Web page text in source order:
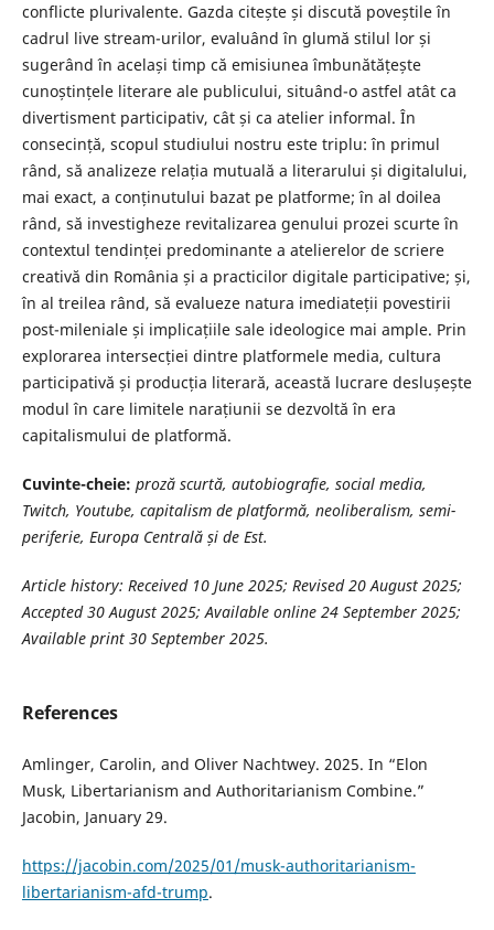
conflicte plurivalente. Gazda citește și discută poveștile în
cadrul live stream-urilor, evaluând în glumă stilul lor și
sugerând în același timp că emisiunea îmbunătățește
cunoștințele literare ale publicului, situând-o astfel atât ca
divertisment participativ, cât și ca atelier informal. În
consecință, scopul studiului nostru este triplu: în primul
rând, să analizeze relația mutuală a literarului și digitalului,
mai exact, a conținutului bazat pe platforme; în al doilea
rând, să investigheze revitalizarea genului prozei scurte în
contextul tendinței predominante a atelierelor de scriere
creativă din România și a practicilor digitale participative; și,
în al treilea rând, să evalueze natura imediateții povestirii
post-mileniale și implicațiile sale ideologice mai ample. Prin
explorarea intersecției dintre platformele media, cultura
participativă și producția literară, această lucrare deslușește
modul în care limitele narațiunii se dezvoltă în era
capitalismului de platformă.
Cuvinte-cheie: proză scurtă, autobiografie, social media,
Twitch, Youtube, capitalism de platformă, neoliberalism, semi-
periferie, Europa Centrală și de Est.
Article history: Received 10 June 2025; Revised 20 August 2025;
Accepted 30 August 2025; Available online 24 September 2025;
Available print 30 September 2025.
References
Amlinger, Carolin, and Oliver Nachtwey. 2025. In “Elon
Musk, Libertarianism and Authoritarianism Combine.”
Jacobin, January 29.
https://jacobin.com/2025/01/musk-authoritarianism-
libertarianism-afd-trump.